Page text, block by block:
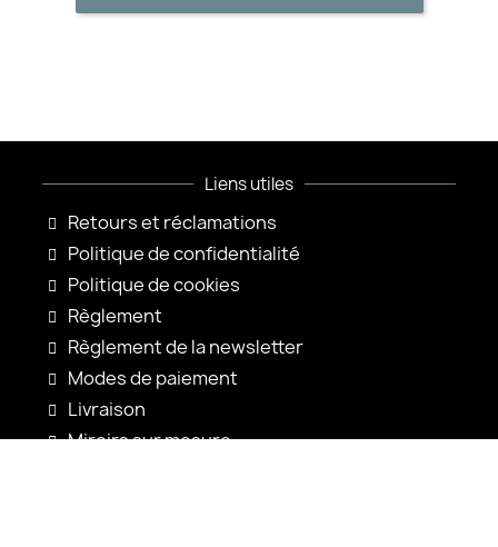
Liens utiles
Retours et réclamations
Politique de confidentialité
Politique de cookies
Règlement
Règlement de la newsletter
Modes de paiement
Livraison
Miroirs sur mesure